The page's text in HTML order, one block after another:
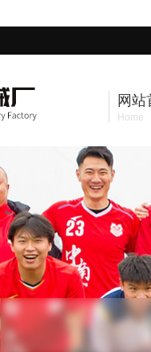
网站
Home